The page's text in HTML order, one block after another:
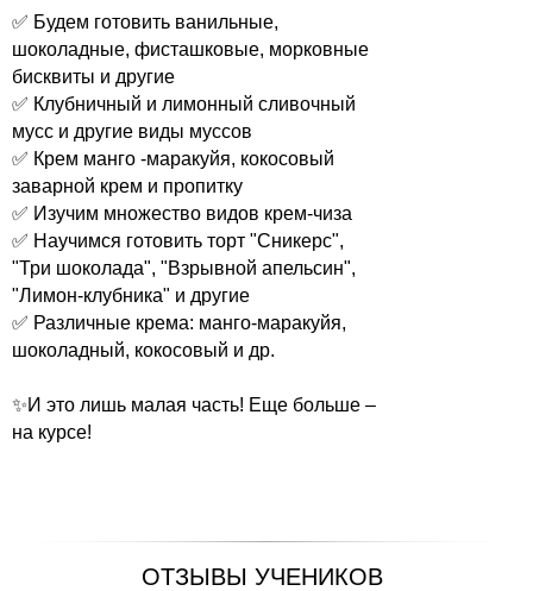
✅ Будем готовить ванильные,
шоколадные, фисташковые, морковные
бисквиты и другие
✅ Клубничный и лимонный сливочный
мусс и другие виды муссов
✅ Крем манго -маракуйя, кокосовый
заварной крем и пропитку
✅ Изучим множество видов крем-чиза
✅ Научимся готовить торт "Сникерс",
"Три шоколада", "Взрывной апельсин",
"Лимон-клубника" и другие
✅ Различные крема: манго-маракуйя,
шоколадный, кокосовый и др.
✨И это лишь малая часть! Еще больше –
на курсе!
ОТЗЫВЫ УЧЕНИКОВ